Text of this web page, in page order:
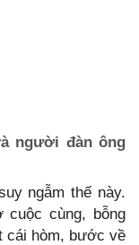
người đàn ông
ngẫm thế này.
cùng, bỗng
cái hòm, bước về